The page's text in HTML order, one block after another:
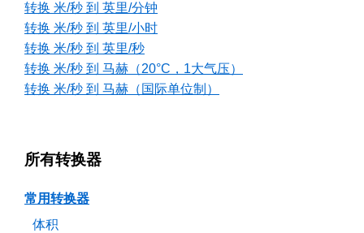
转换 米/秒 到 英里/分钟
转换 米/秒 到 英里/小时
转换 米/秒 到 英里/秒
转换 米/秒 到 马赫（20°C，1大气压）
转换 米/秒 到 马赫（国际单位制）
所有转换器
常用转换器
体积